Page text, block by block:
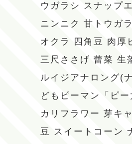
ウガラシ スナップ
ニンニク 甘トウガ
オクラ
四角豆 肉厚
三尺ささげ 蕾菜 生
ルイジアナロング(
どもピーマン「ピー
カリフラワー 芽キ
豆 スイートコーン